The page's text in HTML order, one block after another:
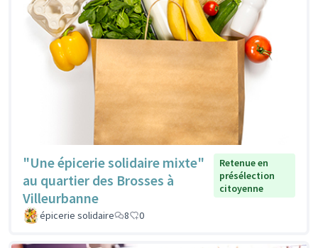
"Une épicerie solidaire mixte"
au quartier des Brosses à
Villeurbanne
Retenue en
présélection
citoyenne
épicerie solidaire 8 0